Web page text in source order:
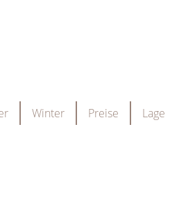
Winter Preise Lage